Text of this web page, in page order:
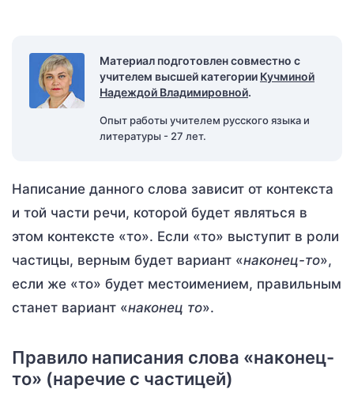
Материал подготовлен совместно с
учителем высшей категории Кучминой
Надеждой Владимировной.
Опыт работы учителем русского языка и
литературы - 27 лет.
Написание данного слова зависит от контекста
и той части речи, которой будет являться в
этом контексте «то». Если «то» выступит в роли
частицы, верным будет вариант «наконец-то»,
если же «то» будет местоимением, правильным
станет вариант «наконец то».
Правило написания слова «наконец-
то» (наречие с частицей)